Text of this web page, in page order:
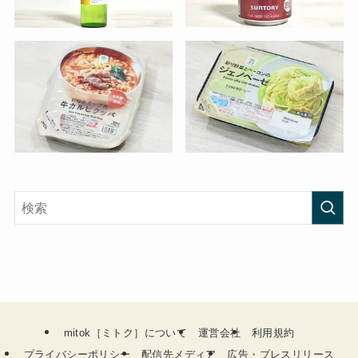
mitok［ミトク］について 運営会社
利用規約
プライバシーポリシー
配信先メディア 広告・プレスリリース